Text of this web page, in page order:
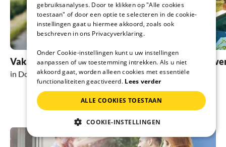
Vakantie met hond
in Domus de Maria
Vakantie met
in Domus de Maria
gebruiksanalyses. Door te klikken op "Alle cookies
toestaan" of door een optie te selecteren in de cookie-
instellingen gaat u hiermee akkoord, zoals ook
beschreven in ons Privacyverklaring.
Onder Cookie-instellingen kunt u uw instellingen
aanpassen of uw toestemming intrekken. Als u niet
akkoord gaat, worden alleen cookies met essentiële
functionaliteiten geactiveerd. Lees verder
ALLE COOKIES TOESTAAN
COOKIE-INSTELLINGEN